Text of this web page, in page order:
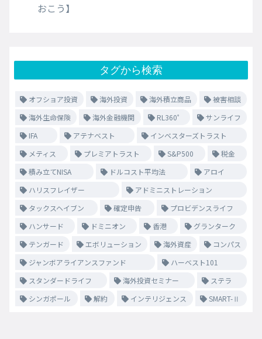
おこう】
タグから検索
オフショア投資 海外投資 海外積立商品
被害相談
海外生命保険
海外金融機関 RL360゜
サンライフ
IFA
アテナベスト
インベスターズトラスト
メティス
プレミアトラスト S&P500
税金
積み立てNISA
ドルコスト平均法
アロイ
ハリスフレイザー
アドミニストレーション
タックスヘイブン
確定申告
プロビデンスライフ
ハンサード
ドミニオン 香港
グランターク
テンガード
エボリューション 海外資産
コンパス
ジャンボアライアンスファンド
ハーベスト101
スタンダードライフ
海外投資セミナー
ステラ
シンガポール
解約 インテリジェンス SMART-Ⅱ